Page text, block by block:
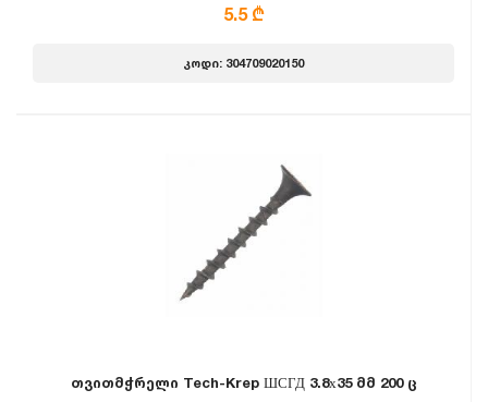
5.5 ₾
კოდი: 304709020150
თვითმჭრელი Tech-Krep ШСГД 3.8х35 მმ 200 ც